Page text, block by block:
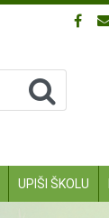
UPIŠI ŠKOLU